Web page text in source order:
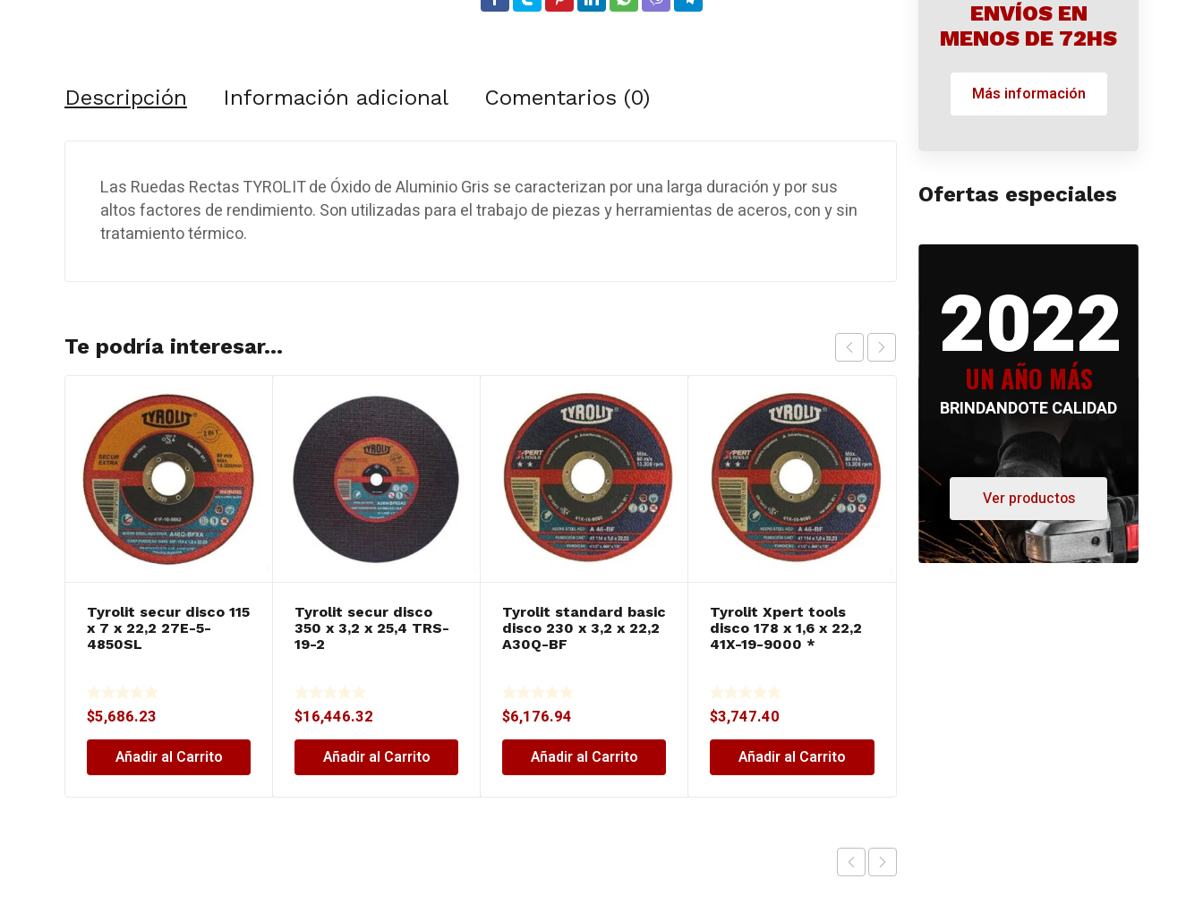
Descripción Información adicional Comentarios (0)
Las Ruedas Rectas TYROLIT de Óxido de Aluminio Gris se caracterizan por una larga duración y por sus
altos factores de rendimiento. Son utilizadas para el trabajo de piezas y herramientas de aceros, con y sin
tratamiento térmico.
Te podría interesar...
Tyrolit secur disco 115
x 7 x 22,2 27E-5-
4850SL
$5,686.23
Añadir al Carrito
Tyrolit secur disco
350 x 3,2 x 25,4 TRS-
19-2
$16,446.32
Añadir al Carrito
Tyrolit standard basic
disco 230 x 3,2 x 22,2
A30Q-BF
$6,176.94
Añadir al Carrito
Tyrolit Xpert tools
disco 178 x 1,6 x 22,2
41X-19-9000 *
$3,747.40
Añadir al Carrito
ENVÍOS EN
MENOS DE 72HS
Más información
Ofertas especiales
2022
UN AÑO MÁS
BRINDANDOTE CALIDAD
Ver productos